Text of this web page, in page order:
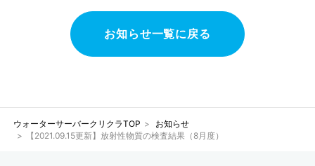
お知らせ一覧に戻る
ウォーターサーバークリクラTOP
お知らせ
【2021.09.15更新】放射性物質の検査結果（8月度）